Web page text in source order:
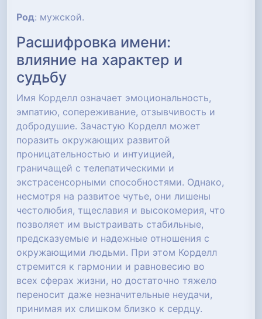
Род: мужской.
Расшифровка имени:
влияние на характер и
судьбу
Имя Корделл означает эмоциональность,
эмпатию, сопереживание, отзывчивость и
добродушие. Зачастую Корделл может
поразить окружающих развитой
проницательностью и интуицией,
граничащей с телепатическими и
экстрасенсорными способностями. Однако,
несмотря на развитое чутье, они лишены
честолюбия, тщеславия и высокомерия, что
позволяет им выстраивать стабильные,
предсказуемые и надежные отношения с
окружающими людьми. При этом Корделл
стремится к гармонии и равновесию во
всех сферах жизни, но достаточно тяжело
переносит даже незначительные неудачи,
принимая их слишком близко к сердцу.